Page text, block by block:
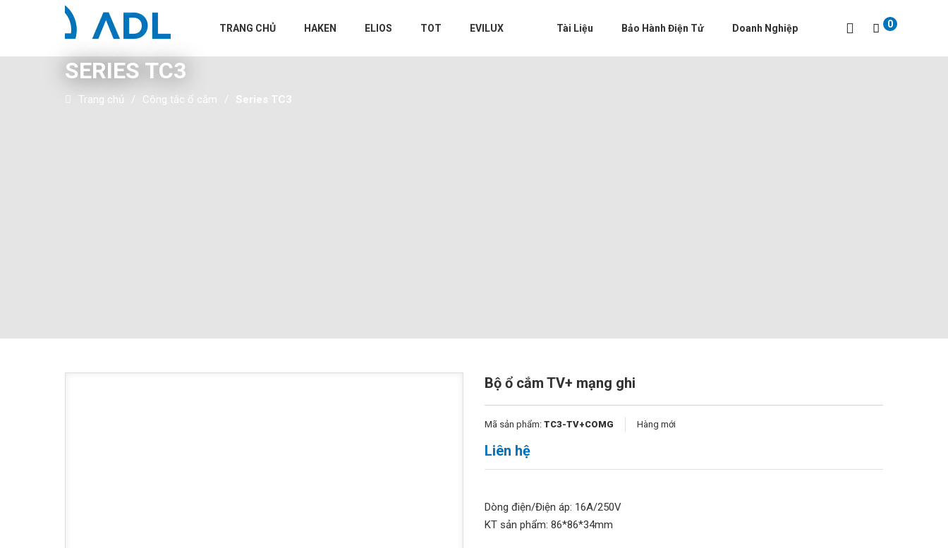
TRANG CHỦ HAKEN ELIOS TOT EVILUX Tài Liệu Bảo Hành Điện Tử Doanh Nghiệp 0
SERIES TC3
Trang chủ Công tắc ổ cắm Series TC3
Bộ ổ cắm TV+ mạng ghi
Mã sản phẩm: TC3-TV+COMG Hàng mới
Liên hệ
Dòng điện/Điện áp: 16A/250V
KT sản phẩm: 86*86*34mm